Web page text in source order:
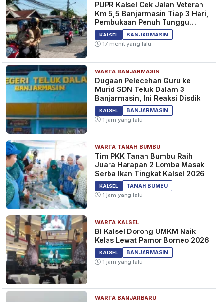
PUPR Kalsel Cek Jalan Veteran
Km 5,5 Banjarmasin Tiap 3 Hari,
Pembukaan Penuh Tunggu
Pantauan
KALSEL
BANJARMASIN
17 menit yang lalu
WARTA BANJARMASIN
Dugaan Pelecehan Guru ke
Murid SDN Teluk Dalam 3
Banjarmasin, Ini Reaksi Disdik
KALSEL
BANJARMASIN
1 jam yang lalu
WARTA TANAH BUMBU
Tim PKK Tanah Bumbu Raih
Juara Harapan 2 Lomba Masak
Serba Ikan Tingkat Kalsel 2026
KALSEL
TANAH BUMBU
1 jam yang lalu
WARTA KALSEL
BI Kalsel Dorong UMKM Naik
Kelas Lewat Pamor Borneo 2026
KALSEL
BANJARMASIN
1 jam yang lalu
WARTA BANJARBARU